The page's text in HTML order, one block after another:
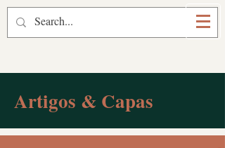
Prof. Marcelo Bruggemann
Artigos & Capas